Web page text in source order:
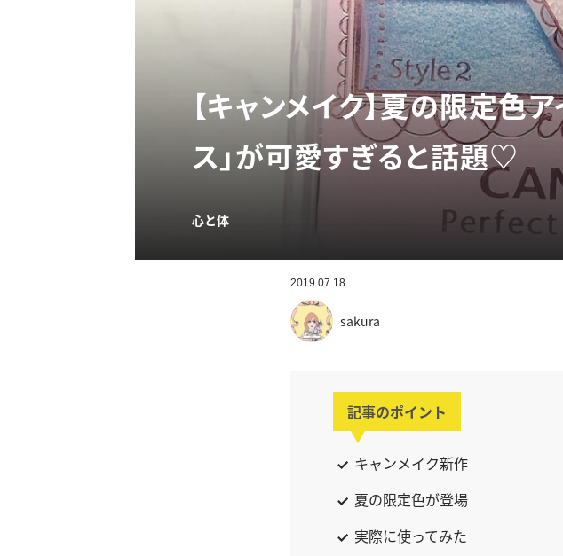
【キャンメイク】夏の限定色
ス」が可愛すぎると話題♡
心と体
2019.07.18
sakura
記事のポイント
キャンメイク新作
夏の限定色が登場
実際に使ってみた